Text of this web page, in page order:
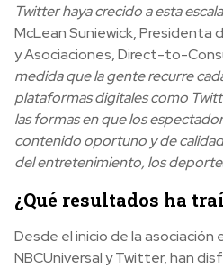
Twitter haya crecido a esta
McLean Suniewick, Presidenta
y Asociaciones, Direct-to-
medida que la gente recurre
plataformas digitales como
las formas en que los
contenido oportuno y de
del entretenimiento, los
¿Qué resultados ha
Desde el inicio de la asociación
NBCUniversal y Twitter, han